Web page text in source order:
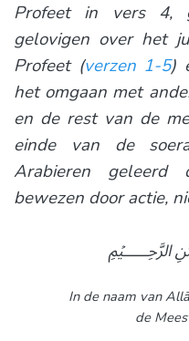
Profeet in vers 4,
gelovigen over het
Profeet (verzen 1-5)
het omgaan met
en de rest van de
einde van de
Arabieren
bewezen door actie,
In de naam van
de